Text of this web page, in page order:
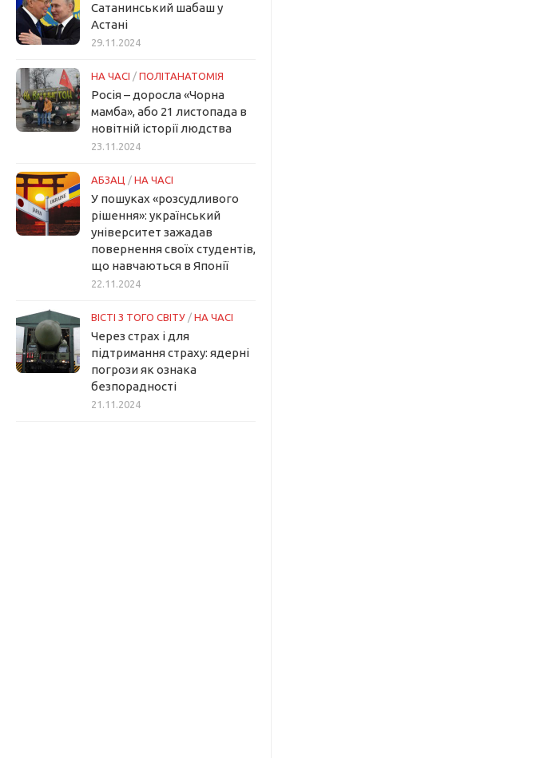
Сатанинський шабаш у
Астані
29.11.2024
НА ЧАСІ / ПОЛІТАНАТОМІЯ
Росія – доросла «Чорна
мамба», або 21 листопада в
новітній історії людства
23.11.2024
АБЗАЦ / НА ЧАСІ
У пошуках «розсудливого
рішення»: український
університет зажадав
повернення своїх студентів,
що навчаються в Японії
22.11.2024
ВІСТІ З ТОГО СВІТУ / НА ЧАСІ
Через страх і для
підтримання страху: ядерні
погрози як ознака
безпорадності
21.11.2024